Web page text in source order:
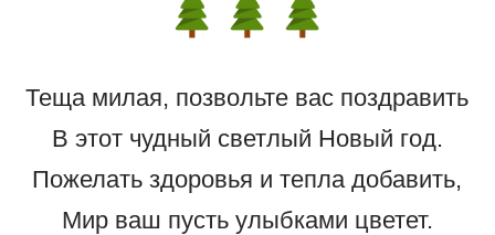
Теща милая, позвольте вас поздравить
В этот чудный светлый Новый год.
Пожелать здоровья и тепла добавить,
Мир ваш пусть улыбками цветет.